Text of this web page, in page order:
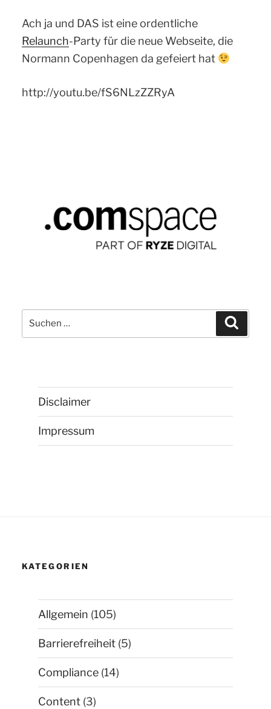
Ach ja und DAS ist eine ordentliche
Relaunch-Party für die neue Webseite, die
Normann Copenhagen da gefeiert hat
http://youtu.be/fS6NLzZZRyA
Suchen
nach:
Disclaimer
Impressum
KATEGORIEN
Allgemein (105)
Barrierefreiheit (5)
Compliance (14)
Content (3)